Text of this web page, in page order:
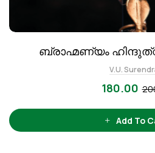
ബ്രാഹ്മണ്യം
V.U.
180.00
Add To